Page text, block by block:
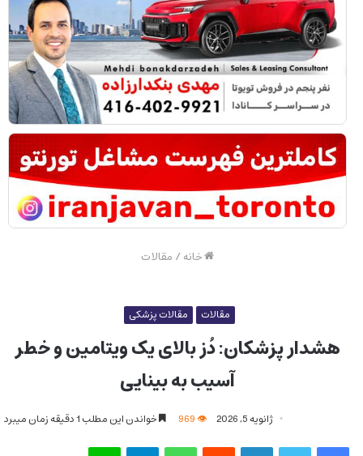
خانه/ مقالات
مقالات مقالات پزشکی
هشدار پزشکان: دُز بالای یک ویتامین و خطر
آسیب به بینایی
ژانویه 5, 2026 خواندن این مطلب 1 دقیقه زمان میبرد
فیس بوک توییتر لینکدین‫رددیت واتس آپ تلگرام لاین